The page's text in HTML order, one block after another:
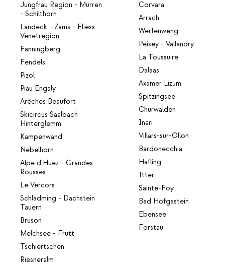
Jungfrau Region - Mürren
- Schilthorn
Landeck - Zams - Fliess
Venetregion
Fanningberg
Fendels
Pizol
Piau Engaly
Arêches Beaufort
Skicircus Saalbach
Hinterglemm
Kampenwand
Nebelhorn
Alpe d'Huez - Grandes
Rousses
Le Vercors
Schladming - Dachstein
Tauern
Bruson
Melchsee - Frutt
Tschiertschen
Riesneralm
Corvara
Arrach
Werfenweng
Peisey - Vallandry
La Toussuire
Dalaas
Axamer Lizum
Spitzingsee
Churwalden
Inari
Villars-sur-Ollon
Bardonecchia
Hafling
Itter
Sainte-Foy
Bad Hofgastein
Ebensee
Forstau